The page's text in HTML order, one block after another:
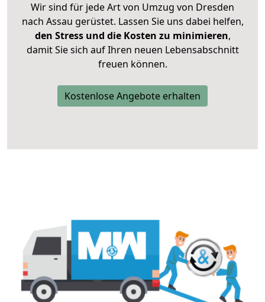
Wir sind für jede Art von Umzug von Dresden
nach Assau gerüstet. Lassen Sie uns dabei helfen,
den Stress und die Kosten zu minimieren,
damit Sie sich auf Ihren neuen Lebensabschnitt
freuen können.
Kostenlose Angebote erhalten